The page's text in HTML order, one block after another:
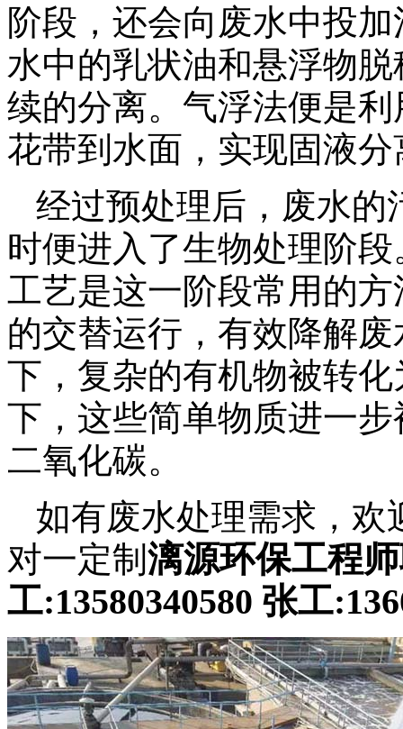
阶段，还会向废水中投
水中的乳状油和悬浮物
续的分离。气浮法便是
花带到水面，实现固液分
经过预处理后，废水的
时便进入了生物处理阶
工艺是这一阶段常用的
的交替运行，有效降解
下，复杂的有机物被转
下，这些简单物质进一
二氧化碳。
如有废水处理需求，欢
对一定制 漓源环保工程
工:13580340580 张工